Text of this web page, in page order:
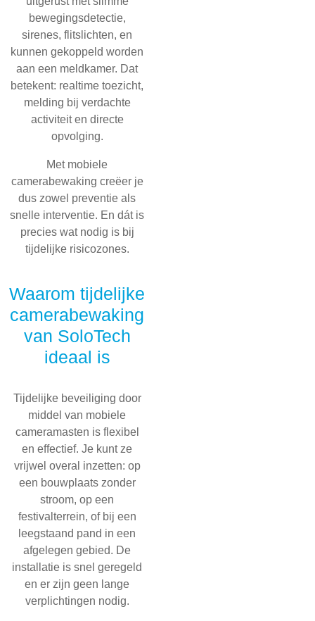
bewegingsdetectie,
sirenes, flitslichten, en
kunnen gekoppeld worden
aan een meldkamer. Dat
betekent: realtime toezicht,
melding bij verdachte
activiteit en directe
opvolging.
Met mobiele
camerabewaking creëer je
dus zowel preventie als
snelle interventie. En dát is
precies wat nodig is bij
tijdelijke risicozones.
Waarom tijdelijke
camerabewaking
van SoloTech
ideaal is
Tijdelijke beveiliging door
middel van mobiele
cameramasten is flexibel
en effectief. Je kunt ze
vrijwel overal inzetten: op
een bouwplaats zonder
stroom, op een
festivalterrein, of bij een
leegstaand pand in een
afgelegen gebied. De
installatie is snel geregeld
en er zijn geen lange
verplichtingen nodig.